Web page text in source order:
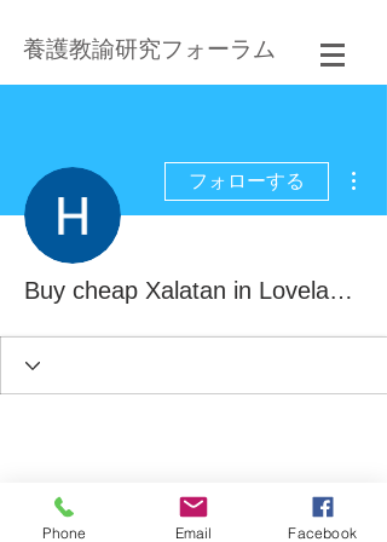
養護教諭研究フォーラム
フォローする
Buy cheap Xalatan in Loveland, Colorado Online
Phone Email Facebook